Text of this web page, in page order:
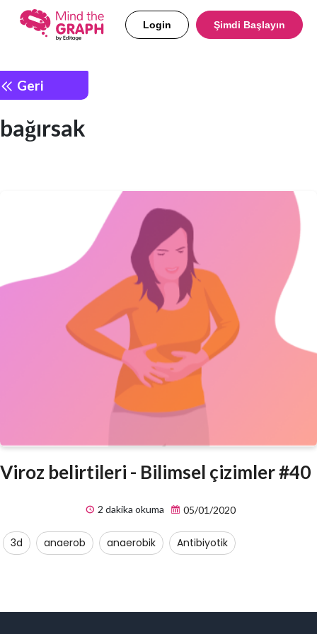
Login Şimdi Başlayın
Geri
bağırsak
Viroz belirtileri - Bilimsel çizimler #40
2 dakika okuma 05/01/2020
3d anaerob anaerobik Antibiyotik